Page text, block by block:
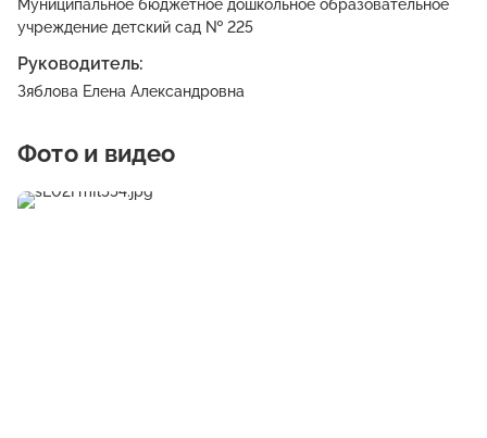
Муниципальное бюджетное дошкольное образовательное
учреждение детский сад № 225
Руководитель:
Зяблова Елена Александровна
Фото и видео